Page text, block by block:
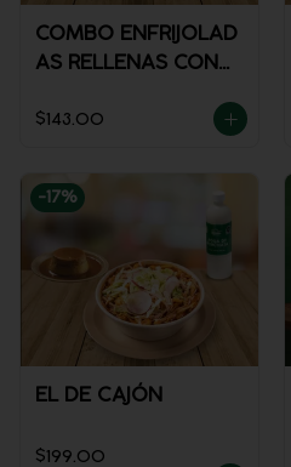
COMBO ENFRIJOLAD
AS RELLENAS CON
$143.00
-17%
EL DE CAJÓN
$199.00